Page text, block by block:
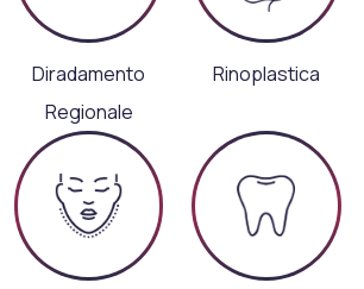
Diradamento
Regionale
Rinoplastica